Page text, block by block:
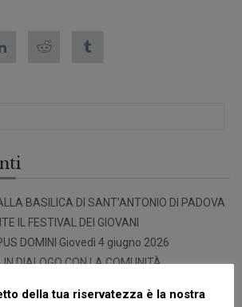
BASILICA DI SANT’ANTONIO DI PADOVA
IL FESTIVAL DEI GIOVANI
DOMINI Giovedì 4 giugno 2026
DIALOGO CON LA COMUNITÀ
della tua riservatezza è la nostra